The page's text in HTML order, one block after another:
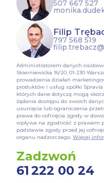
507 667 527
Filip
797 568 519
Administratorem danych
Skierniewicka 16/20, 01-230
prowadzenia działań
produktów i usług spółki
których dane dotyczą mogą
żądania dostępu do swoich
usunięcia lub ograniczenia
prawa do cofnięcia zgody w
wpływa na zgodność z prawem
podstawie zgody przed jej
organu nadzorczego. Więcej
Zadzwoń
61 222 00 24